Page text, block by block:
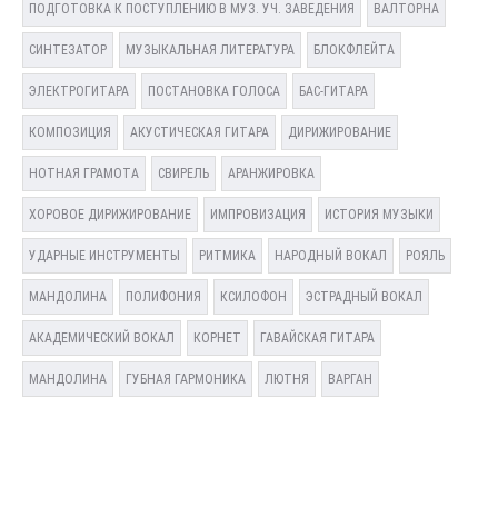
ПОДГОТОВКА К ПОСТУПЛЕНИЮ В МУЗ. УЧ. ЗАВЕДЕНИЯ ВАЛТОРНА
СИНТЕЗАТОР МУЗЫКАЛЬНАЯ ЛИТЕРАТУРА БЛОКФЛЕЙТА
ЭЛЕКТРОГИТАРА ПОСТАНОВКА ГОЛОСА БАС-ГИТАРА
КОМПОЗИЦИЯ АКУСТИЧЕСКАЯ ГИТАРА ДИРИЖИРОВАНИЕ
НОТНАЯ ГРАМОТА СВИРЕЛЬ АРАНЖИРОВКА
ХОРОВОЕ ДИРИЖИРОВАНИЕ ИМПРОВИЗАЦИЯ ИСТОРИЯ МУЗЫКИ
УДАРНЫЕ ИНСТРУМЕНТЫ РИТМИКА НАРОДНЫЙ ВОКАЛ РОЯЛЬ
МАНДОЛИНА ПОЛИФОНИЯ КСИЛОФОН ЭСТРАДНЫЙ ВОКАЛ
АКАДЕМИЧЕСКИЙ ВОКАЛ КОРНЕТ ГАВАЙСКАЯ ГИТАРА
МАНДОЛИНА ГУБНАЯ ГАРМОНИКА ЛЮТНЯ ВАРГАН